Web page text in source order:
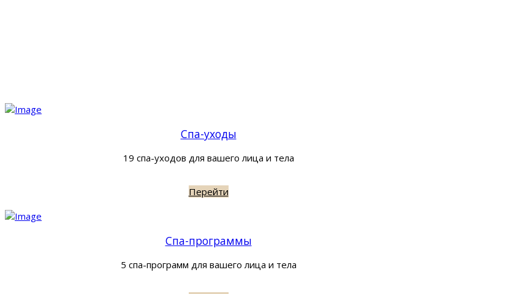
Спа-уходы
19 спа-уходов для вашего лица и тела
Перейти
Спа-программы
5 спа-программ для вашего лица и тела